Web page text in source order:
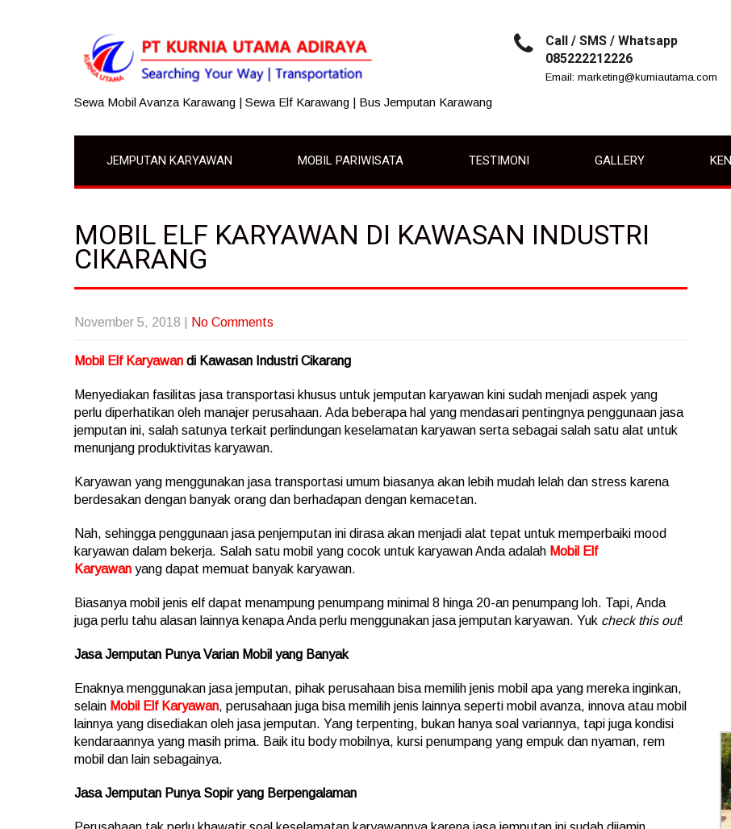
Sewa Mobil Avanza Karawang | Sewa Elf Karawang | Bus Jemputan Karawang
Call / SMS / Whatsapp
085222212226
Email: marketing@kurniautama.com
JEMPUTAN KARYAWAN MOBIL PARIWISATA TESTIMONI GALLERY
MOBIL ELF KARYAWAN DI KAWASAN INDUSTRI
CIKARANG
November 5, 2018 No Comments
Mobil Elf Karyawan di Kawasan Industri Cikarang
Menyediakan fasilitas jasa transportasi khusus untuk jemputan karyawan kini sudah menjadi aspek yang
perlu diperhatikan oleh manajer perusahaan. Ada beberapa hal yang mendasari pentingnya penggunaan jasa
jemputan ini, salah satunya terkait perlindungan keselamatan karyawan serta sebagai salah satu alat untuk
menunjang produktivitas karyawan.
Karyawan yang menggunakan jasa transportasi umum biasanya akan lebih mudah lelah dan stress karena
berdesakan dengan banyak orang dan berhadapan dengan kemacetan.
Nah, sehingga penggunaan jasa penjemputan ini dirasa akan menjadi alat tepat untuk memperbaiki mood
karyawan dalam bekerja. Salah satu mobil yang cocok untuk karyawan Anda adalah Mobil Elf
Karyawan yang dapat memuat banyak karyawan.
Biasanya mobil jenis elf dapat menampung penumpang minimal 8 hinga 20-an penumpang loh. Tapi, Anda
juga perlu tahu alasan lainnya kenapa Anda perlu menggunakan jasa jemputan karyawan. Yuk check this out!
Jasa Jemputan Punya Varian Mobil yang Banyak
Enaknya menggunakan jasa jemputan, pihak perusahaan bisa memilih jenis mobil apa yang mereka inginkan,
selain Mobil Elf Karyawan, perusahaan juga bisa memilih jenis lainnya seperti mobil avanza, innova atau mobil
lainnya yang disediakan oleh jasa jemputan. Yang terpenting, bukan hanya soal variannya, tapi juga kondisi
kendaraannya yang masih prima. Baik itu body mobilnya, kursi penumpang yang empuk dan nyaman, rem
mobil dan lain sebagainya.
Jasa Jemputan Punya Sopir yang Berpengalaman